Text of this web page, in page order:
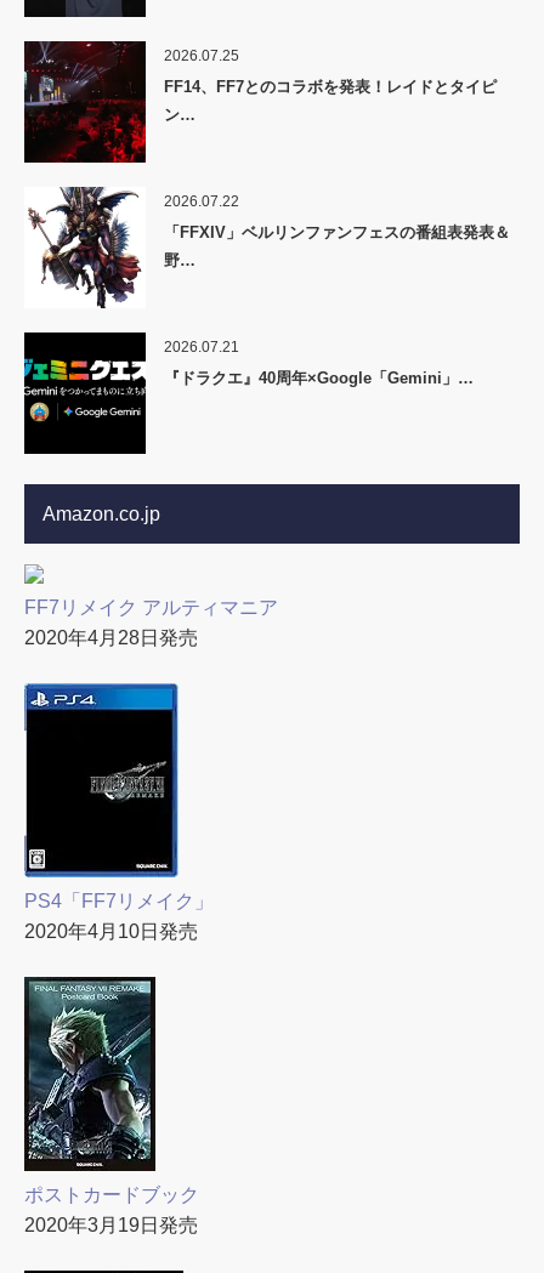
2026.07.25
FF14、FF7とのコラボを発表！レイドとタイピ
ン…
2026.07.22
「FFXIV」ベルリンファンフェスの番組表発表＆
野…
2026.07.21
『ドラクエ』40周年×Google「Gemini」…
Amazon.co.jp
FF7リメイク アルティマニア
2020年4月28日発売
PS4「FF7リメイク」
2020年4月10日発売
ポストカードブック
2020年3月19日発売